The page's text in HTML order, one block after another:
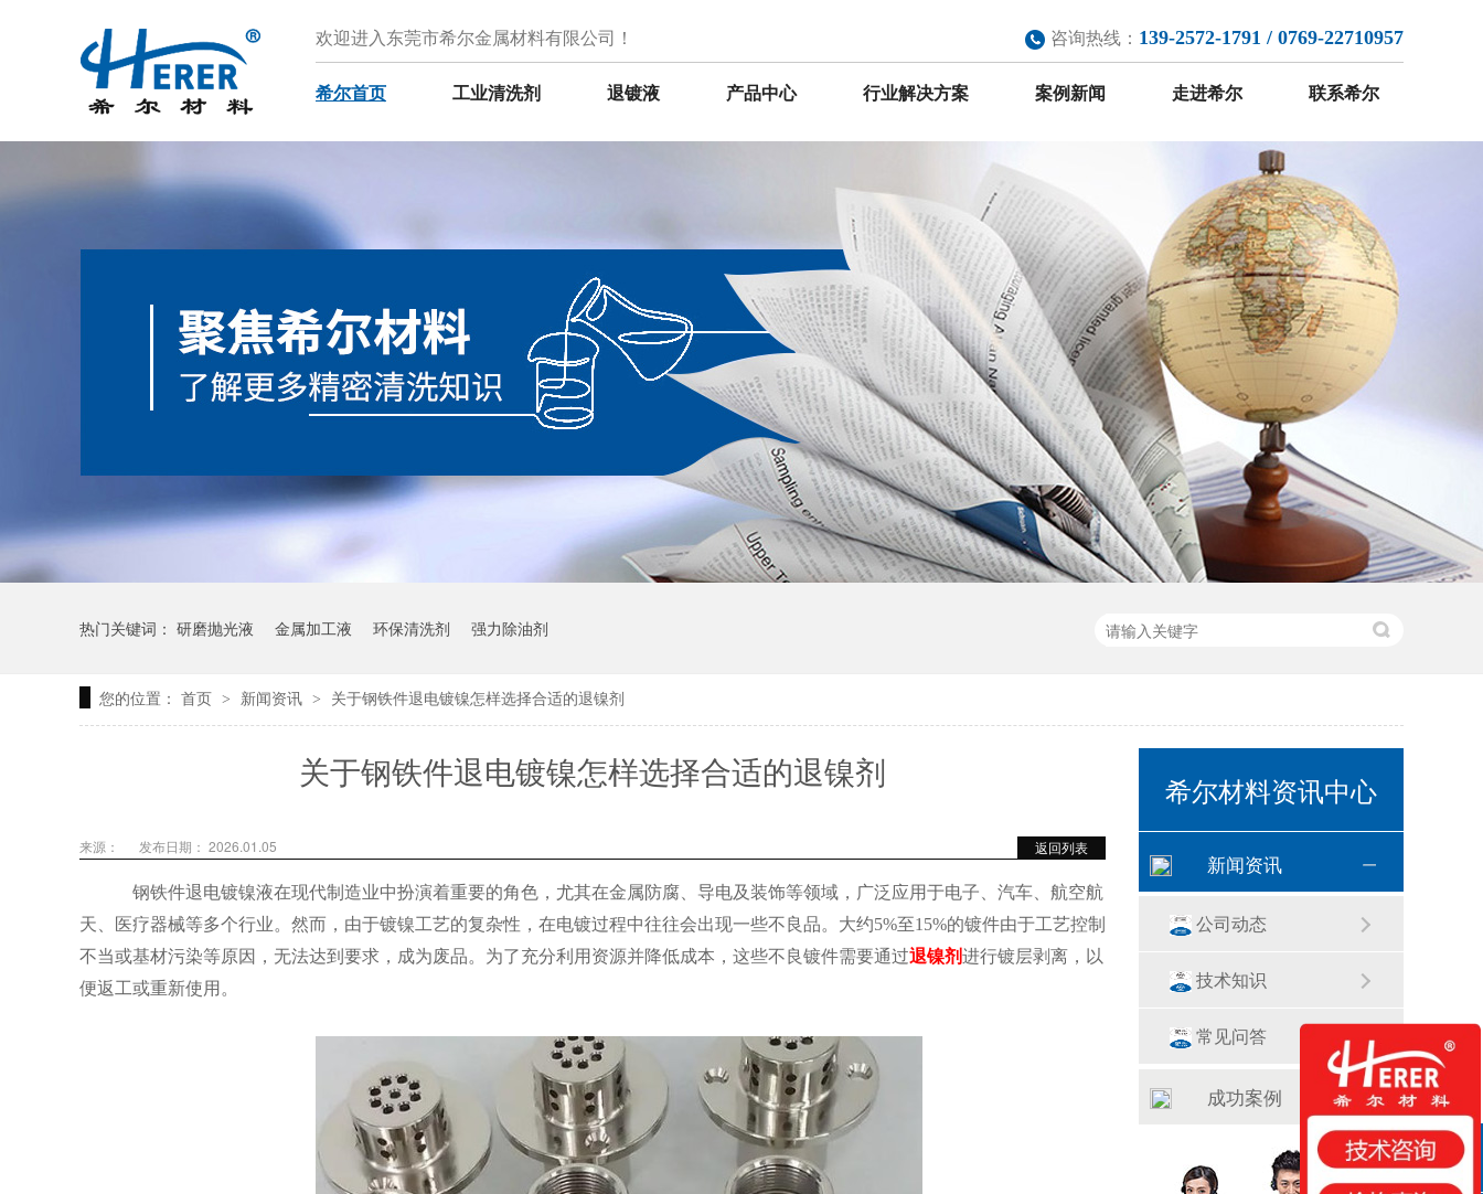
咨询热线： 139-2572-1791 / 0769-22710957
欢迎进入东莞市希尔金属材料有限公司！
希尔首页 工业清洗剂 退镀液 产品中心 行业解决方案 案例新闻 走进希尔 联系希尔
热门关键词： 研磨抛光液 金属加工液 环保清洗剂 强力除油剂
您的位置： 首页 > 新闻资讯 > 关于钢铁件退电镀镍怎样选择合适的退镍剂
关于钢铁件退电镀镍怎样选择合适的退镍剂
返回列表
来源： 发布日期： 2026.01.05
钢铁件退电镀镍液在现代制造业中扮演着重要的角色，尤其在金属防腐、导电及装饰等领域，广泛应用于电子、汽车、航空航
天、医疗器械等多个行业。然而，由于镀镍工艺的复杂性，在电镀过程中往往会出现一些不良品。大约5%至15%的镀件由于工艺控制
不当或基材污染等原因，无法达到要求，成为废品。为了充分利用资源并降低成本，这些不良镀件需要通过退镍剂进行镀层剥离，以
便返工或重新使用。
希尔材料资讯中心
新闻资讯
公司动态
技术知识
常见问答
成功案例
QQ咨询